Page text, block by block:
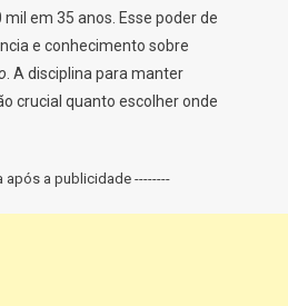
em 35 anos. Esse poder de
e conhecimento sobre
. A disciplina para manter
crucial quanto escolher onde
após a publicidade --------